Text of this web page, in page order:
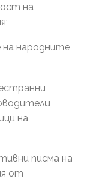
на
на народните
на
писма на
от